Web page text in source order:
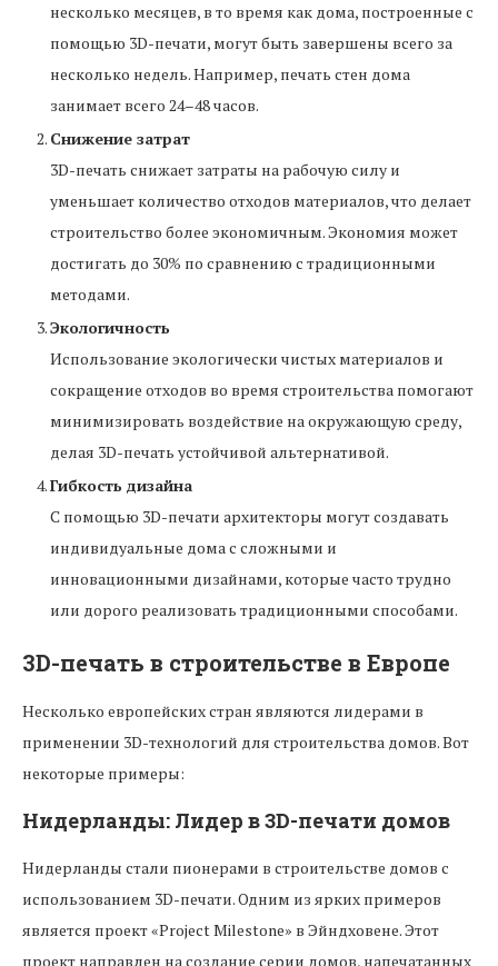
несколько месяцев, в то время как дома, построенные с
помощью 3D-печати, могут быть завершены всего за
несколько недель. Например, печать стен дома
занимает всего 24–48 часов.
Снижение затрат
3D-печать снижает затраты на рабочую силу и
уменьшает количество отходов материалов, что делает
строительство более экономичным. Экономия может
достигать до 30% по сравнению с традиционными
методами.
Экологичность
Использование экологически чистых материалов и
сокращение отходов во время строительства помогают
минимизировать воздействие на окружающую среду,
делая 3D-печать устойчивой альтернативой.
Гибкость дизайна
С помощью 3D-печати архитекторы могут создавать
индивидуальные дома с сложными и
инновационными дизайнами, которые часто трудно
или дорого реализовать традиционными способами.
3D-печать в строительстве в Европе
Несколько европейских стран являются лидерами в
применении 3D-технологий для строительства домов. Вот
некоторые примеры:
Нидерланды: Лидер в 3D-печати домов
Нидерланды стали пионерами в строительстве домов с
использованием 3D-печати. Одним из ярких примеров
является проект «Project Milestone» в Эйндховене. Этот
проект направлен на создание серии домов, напечатанных